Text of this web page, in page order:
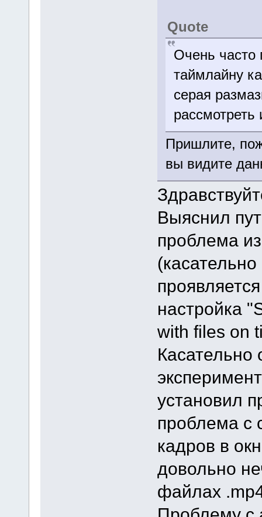
Quote
Очень часто
таймлайну
серая
рассмотреть
Пришлите,
вы видите
Выяснил
проблема
настройка
with files on
Касательно
установил
проблема с
кадров в
довольно
файлах